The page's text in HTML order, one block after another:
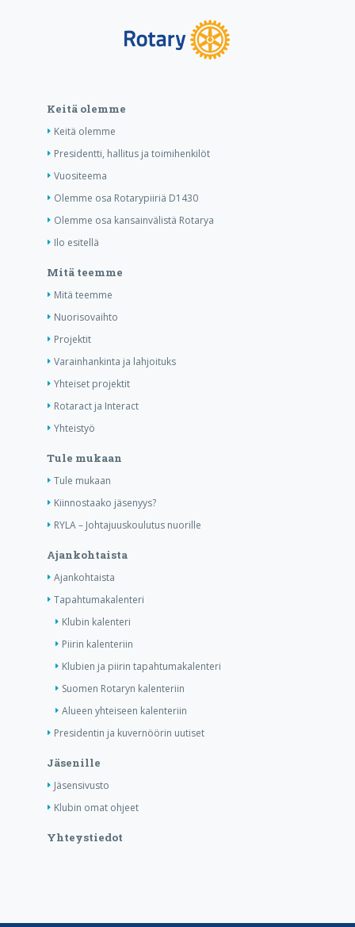
Keitä olemme
Keitä olemme
Presidentti, hallitus ja toimihenkilöt
Vuositeema
Olemme osa Rotarypiiriä D1430
Olemme osa kansainvälistä Rotarya
Ilo esitellä
Mitä teemme
Mitä teemme
Nuorisovaihto
Projektit
Varainhankinta ja lahjoituks
Yhteiset projektit
Rotaract ja Interact
Yhteistyö
Tule mukaan
Tule mukaan
Kiinnostaako jäsenyys?
RYLA – Johtajuuskoulutus nuorille
Ajankohtaista
Ajankohtaista
Tapahtumakalenteri
Klubin kalenteri
Piirin kalenteriin
Klubien ja piirin tapahtumakalenteri
Suomen Rotaryn kalenteriin
Alueen yhteiseen kalenteriin
Presidentin ja kuvernöörin uutiset
Jäsenille
Jäsensivusto
Klubin omat ohjeet
Yhteystiedot